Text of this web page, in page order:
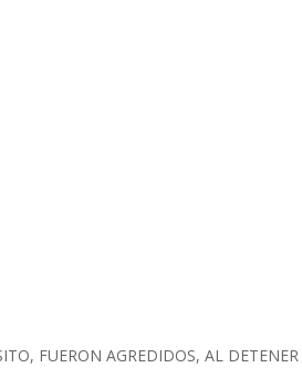
FUERON AGREDIDOS, AL